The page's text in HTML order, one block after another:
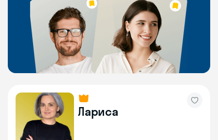
Лариса